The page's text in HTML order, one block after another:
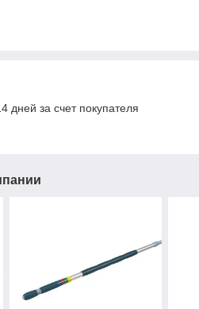
дней за счет покупателя